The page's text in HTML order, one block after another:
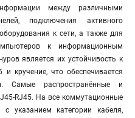
между различными
подключения активного
к сети, а также для
к информационным
является их устойчивость к
кручение, что обеспечивается
Самые распространённые и
RJ45. На все коммутационные
указанием категории кабеля,